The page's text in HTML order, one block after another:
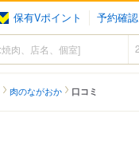
保有Vポイント 予約確認
肉のながおか 口コミ